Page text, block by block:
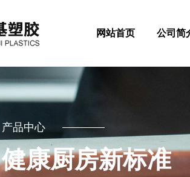
网站首页 公司简
产品中心
健康厨房新标准